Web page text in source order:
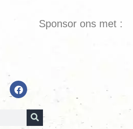
Sponsor ons met :